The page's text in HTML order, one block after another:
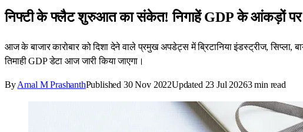
निफ्टी के फ्लैट शुरुआत का संकेत! निगाहें GDP के आंकड़ों पर -
आज के बाजार कारोबार को दिशा देने वाले प्रमुख अपडेट्स में ब्रिटानिया इंडस्ट्रीज,
तिमाही GDP डेटा आज जारी किया जाएगा।
ByAmal M PrashanthPublished 30 Nov 2022Updated 23 Jul 20263min read